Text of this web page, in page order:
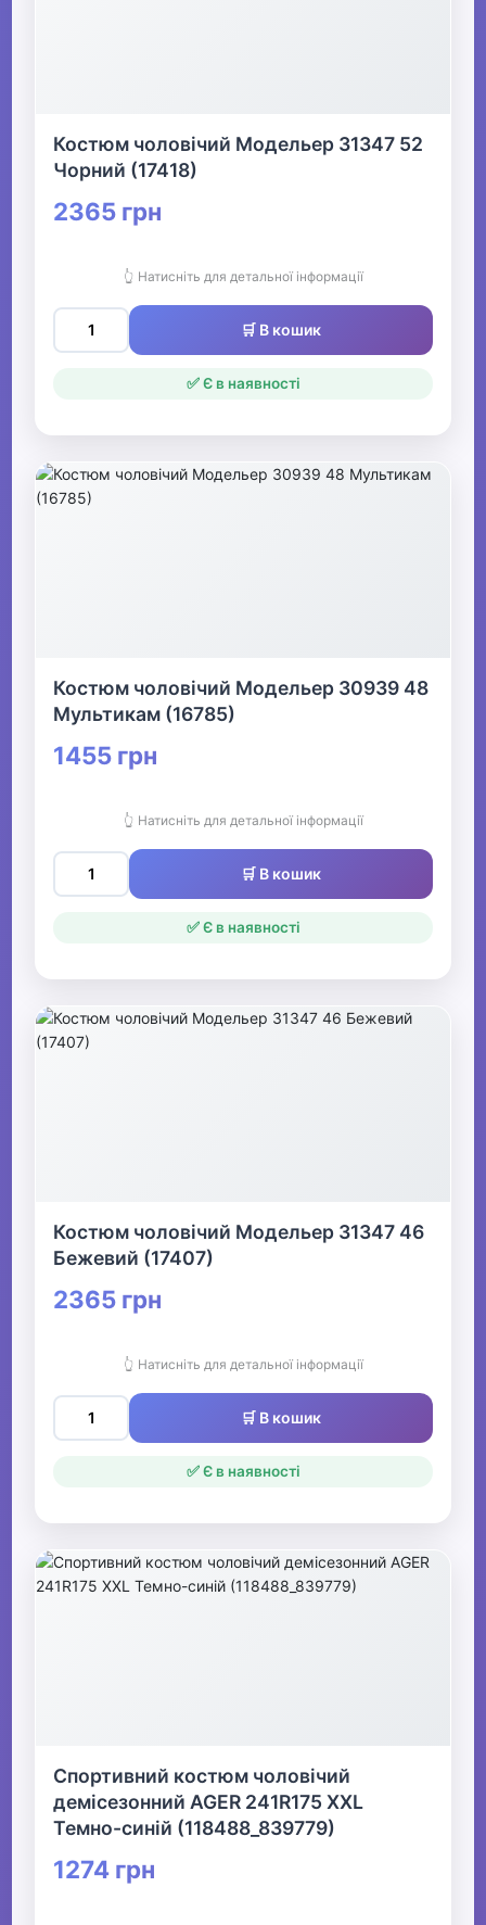
Костюм чоловічий Модельер 31347 52
Чорний (17418)
2365 грн
👆 Натисніть для детальної інформації
🛒 В кошик
✅ Є в наявності
Костюм чоловічий Модельер 30939 48
Мультикам (16785)
1455 грн
👆 Натисніть для детальної інформації
🛒 В кошик
✅ Є в наявності
Костюм чоловічий Модельер 31347 46
Бежевий (17407)
2365 грн
👆 Натисніть для детальної інформації
🛒 В кошик
✅ Є в наявності
Спортивний костюм чоловічий
демісезонний AGER 241R175 XXL
Темно-синій (118488_839779)
1274 грн